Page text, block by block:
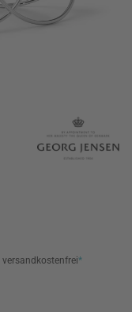
versandkostenfrei*